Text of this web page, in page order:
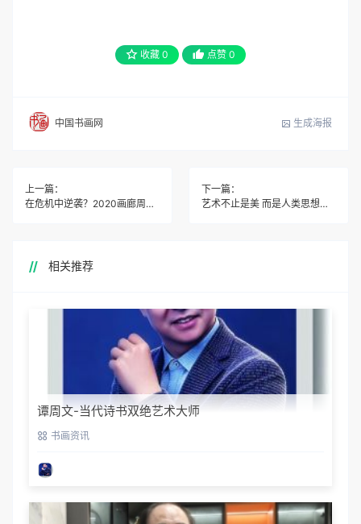
收藏 0 点赞 0
中国书画网 生成海报
上一篇：
在危机中逆袭？2020画廊周北京的易与不易
下一篇：
艺术不止是美 而是人类思想的记录
相关推荐
谭周文-当代诗书双绝艺术大师
书画资讯